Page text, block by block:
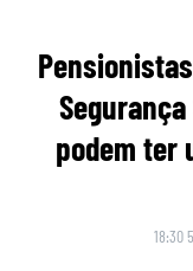
podem ter
18:30